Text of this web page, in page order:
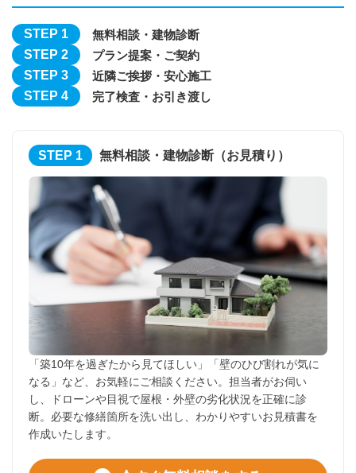
STEP 1 無料相談・ 建物診断
STEP 2
プラン提案・ ご契約
STEP 3
近隣ご挨拶・ 安心施工
STEP 4
完了検査・ お引き渡し
STEP 1 無料相談・建物診断（お見積り）
「築10年を過ぎたから見てほしい」「壁のひび割れが気に
なる」など、お気軽にご相談ください。担当者がお伺い
し、ドローンや目視で屋根・外壁の劣化状況を正確に診
断。必要な修繕箇所を洗い出し、わかりやすいお見積書を
作成いたします。